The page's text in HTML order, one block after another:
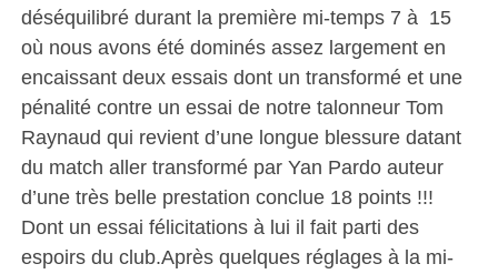
déséquilibré durant la première mi-temps 7 à 15
où nous avons été dominés assez largement en
encaissant deux essais dont un transformé et une
pénalité contre un essai de notre talonneur Tom
Raynaud qui revient d’une longue blessure datant
du match aller transformé par Yan Pardo auteur
d’une très belle prestation conclue 18 points !!!
Dont un essai félicitations à lui il fait parti des
espoirs du club.Après quelques réglages à la mi-